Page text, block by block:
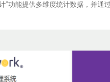
功能提供多维度统计数据，并通